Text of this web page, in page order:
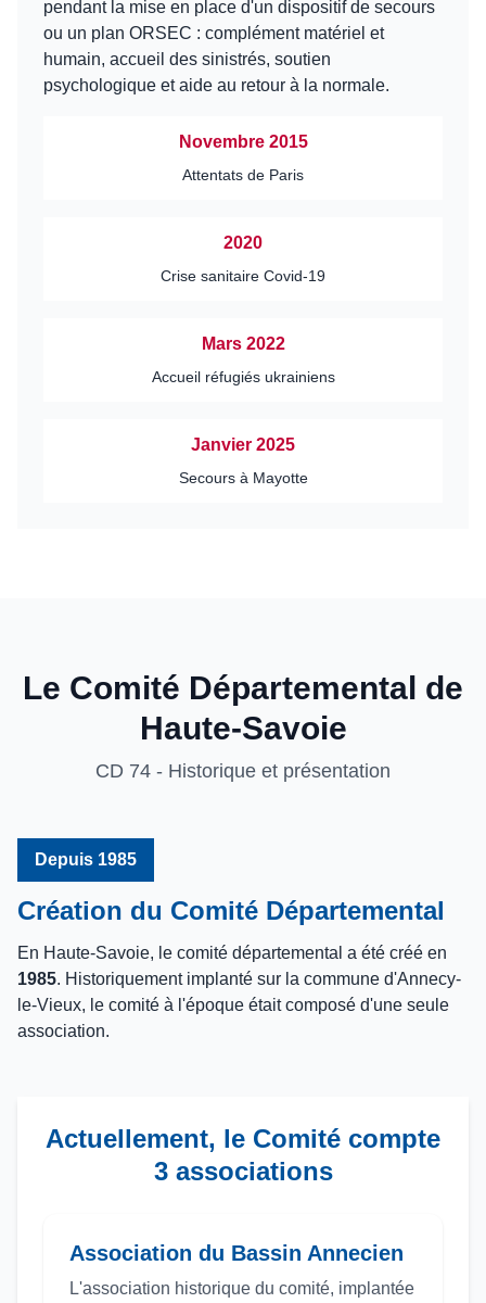
pendant la mise en place d'un dispositif de secours
ou un plan ORSEC : complément matériel et
humain, accueil des sinistrés, soutien
psychologique et aide au retour à la normale.
Novembre 2015
Attentats de Paris
2020
Crise sanitaire Covid-19
Mars 2022
Accueil réfugiés ukrainiens
Janvier 2025
Secours à Mayotte
Le Comité Départemental de
Haute-Savoie
CD 74 - Historique et présentation
Depuis 1985
Création du Comité Départemental
En Haute-Savoie, le comité départemental a été créé en
1985. Historiquement implanté sur la commune d'Annecy-
le-Vieux, le comité à l'époque était composé d'une seule
association.
Actuellement, le Comité compte
3 associations
Association du Bassin Annecien
L'association historique du comité, implantée